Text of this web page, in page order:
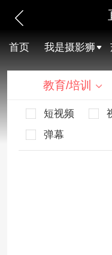
首页 我是摄影狮
教育/培训
短视频
弹幕